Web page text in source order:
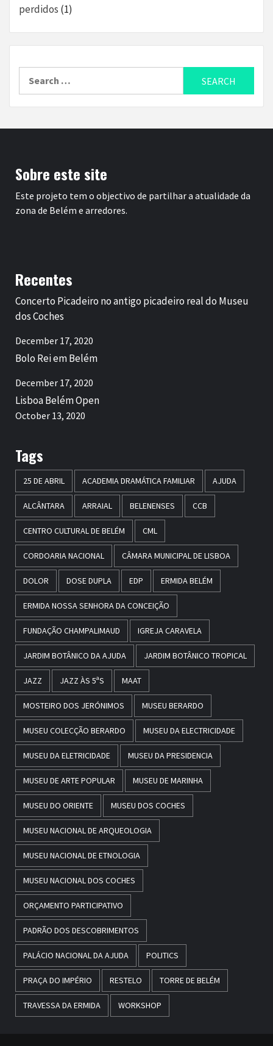
perdidos (1)
Sobre este site
Este projeto tem o objectivo de partilhar a atualidade da
zona de Belém e arredores.
Recentes
Concerto Picadeiro no antigo picadeiro real do Museu
dos Coches
December 17, 2020
Bolo Rei em Belém
December 17, 2020
Lisboa Belém Open
October 13, 2020
Tags
25 DE ABRIL ACADEMIA DRAMÁTICA FAMILIAR AJUDA
ALCÂNTARA ARRAIAL BELENENSES CCB
CENTRO CULTURAL DE BELÉM CML
CORDOARIA NACIONAL CÂMARA MUNICIPAL DE LISBOA
DOLOR DOSE DUPLA EDP ERMIDA BELÉM
ERMIDA NOSSA SENHORA DA CONCEIÇÃO
FUNDAÇÃO CHAMPALIMAUD IGREJA CARAVELA
JARDIM BOTÂNICO DA AJUDA JARDIM BOTÂNICO TROPICAL
JAZZ JAZZ ÀS 5ªS MAAT
MOSTEIRO DOS JERÓNIMOS MUSEU BERARDO
MUSEU COLECÇÃO BERARDO MUSEU DA ELECTRICIDADE
MUSEU DA ELETRICIDADE MUSEU DA PRESIDENCIA
MUSEU DE ARTE POPULAR MUSEU DE MARINHA
MUSEU DO ORIENTE MUSEU DOS COCHES
MUSEU NACIONAL DE ARQUEOLOGIA
MUSEU NACIONAL DE ETNOLOGIA
MUSEU NACIONAL DOS COCHES
ORÇAMENTO PARTICIPATIVO
PADRÃO DOS DESCOBRIMENTOS
PALÁCIO NACIONAL DA AJUDA POLITICS
PRAÇA DO IMPÉRIO RESTELO TORRE DE BELÉM
TRAVESSA DA ERMIDA WORKSHOP